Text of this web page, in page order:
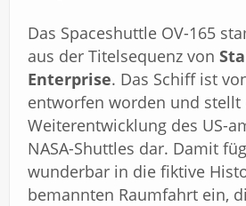
Das Spaceshuttle OV-165
aus der Titelsequenz von
Enterprise. Das Schiff ist
entworfen worden und stellt
Weiterentwicklung des US-
NASA-Shuttles dar. Damit
wunderbar in die fiktive
bemannten Raumfahrt ein,